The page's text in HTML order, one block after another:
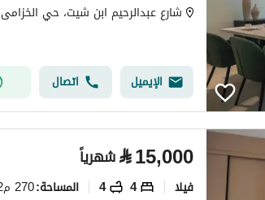
شارع عبدالرحيم ابن شيت، حي
الإيميل اتصال
⃁15,000 شهرياً
فیلا 4
4 المساحة:270 م2